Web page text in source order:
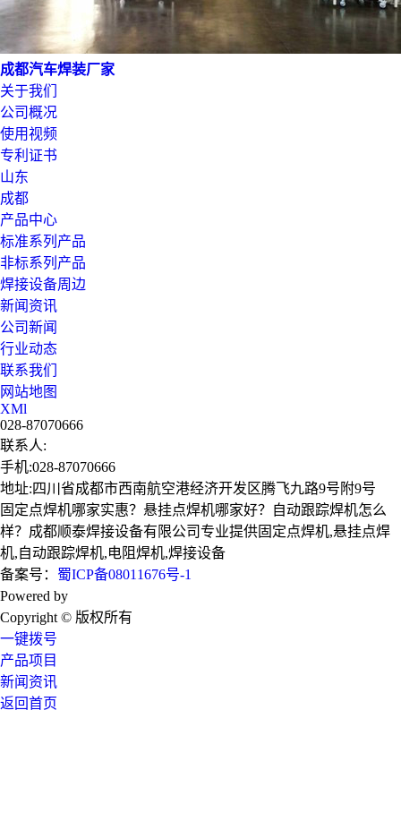
成都汽车焊装厂家
关于我们
公司概况
使用视频
专利证书
山东
成都
产品中心
标准系列产品
非标系列产品
焊接设备周边
新闻资讯
公司新闻
行业动态
联系我们
网站地图
XMl
028-87070666
联系人:
手机:028-87070666
地址:四川省成都市西南航空港经济开发区腾飞九路9号附9号
固定点焊机哪家实惠？悬挂点焊机哪家好？自动跟踪焊机怎么
样？成都顺泰焊接设备有限公司专业提供固定点焊机,悬挂点焊
机,自动跟踪焊机,电阻焊机,焊接设备
备案号： 蜀ICP备08011676号-1
Powered by
Copyright © 版权所有
一键拨号
产品项目
新闻资讯
返回首页